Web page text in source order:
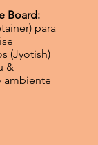
Board:
para
(Jyotish)
&
ambiente